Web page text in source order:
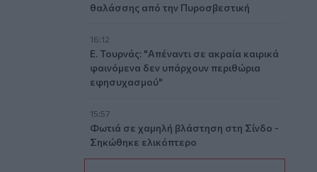
θαλάσσης από την Πυροσβεστική
16:12
Ε. Τουρνάς: "Απέναντι σε ακραία καιρικά
φαινόμενα δεν υπάρχουν περιθώρια
εφησυχασμού"
15:57
Φωτιά σε χαμηλή βλάστηση στη Σίνδο -
Σηκώθηκε ελικόπτερο